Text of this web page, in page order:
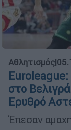
Αθλητισμός|
στο
Ερυθρό
Έπεσαν